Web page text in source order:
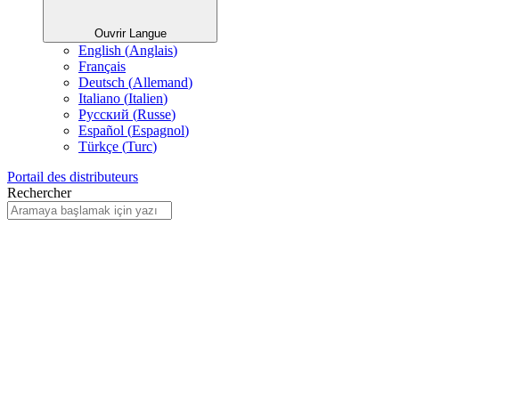
Ouvrir Langue
English (Anglais)
Français
Deutsch (Allemand)
Italiano (Italien)
Русский (Russe)
Español (Espagnol)
Türkçe (Turc)
Portail des distributeurs
Rechercher